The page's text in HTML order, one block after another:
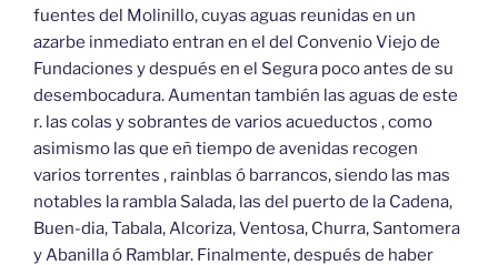
fuentes del Molinillo, cuyas aguas reunidas en un
azarbe inmediato entran en el del Convenio Viejo de
Fundaciones y después en el Segura poco antes de su
desembocadura. Aumentan también las aguas de este
r. las colas y sobrantes de varios acueductos , como
asimismo las que eñ tiempo de avenidas recogen
varios torrentes , rainblas ó barrancos, siendo las mas
notables la rambla Salada, las del puerto de la Cadena,
Buen-dia, Tabala, Alcoriza, Ventosa, Churra, Santomera
y Abanilla ó Ramblar. Finalmente, después de haber